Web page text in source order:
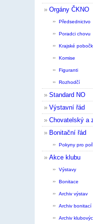
Orgány ČKNO
Předsednictvo
Poradci chovu
Krajské
Komise
Figuranti
Rozhodčí
Standard NO
Výstavní řád
Chovatelský a
Bonitační řád
Pokyny pro
Akce klubu
Výstavy
Bonitace
Archiv výstav
Archiv bonitací
Archiv